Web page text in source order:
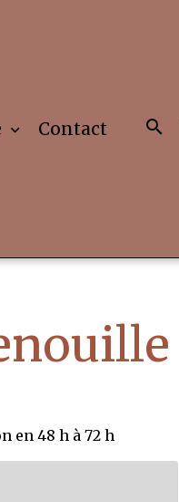
Contact
en 48 h à 72 h